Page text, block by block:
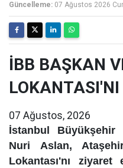
Güncelleme: 07 Ağustos 2026
İBB BAŞKAN
07 Ağustos, 2026
İstanbul Büyükşehir
Nuri Aslan,
Lokantası'nı